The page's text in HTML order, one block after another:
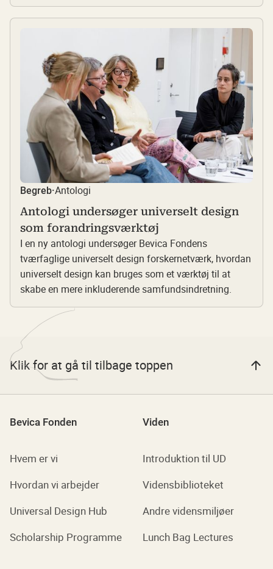
Begreb·Antologi
Antologi undersøger universelt design
som forandringsværktøj
I en ny antologi undersøger Bevica Fondens
tværfaglige universelt design forskernetværk, hvordan
universelt design kan bruges som et værktøj til at
skabe en mere inkluderende samfundsindretning.
Klik for at gå til tilbage toppen
Bevica Fonden
Hvem er vi
Hvordan vi arbejder
Universal Design Hub
Scholarship Programme
Viden
Introduktion til UD
Vidensbiblioteket
Andre vidensmiljøer
Lunch Bag Lectures